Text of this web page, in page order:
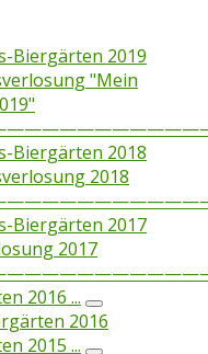
Biergärten 2019
"Mein
Biergärten 2018
2018
Biergärten 2017
2017
2016 ...
2016
2015 ...